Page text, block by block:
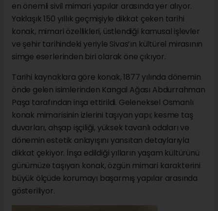
en önemli sivil mimari yapılar arasında yer alıyor.
Yaklaşık 150 yıllık geçmişiyle dikkat çeken tarihi
konak, mimari özellikleri, üstlendiği kamusal işlevler
ve şehir tarihindeki yeriyle Sivas’ın kültürel mirasının
simge eserlerinden biri olarak öne çıkıyor.
Tarihi kaynaklara göre konak, 1877 yılında dönemin
önde gelen isimlerinden Kangal Ağası Abdurrahman
Paşa tarafından inşa ettirildi. Geleneksel Osmanlı
konak mimarisinin izlerini taşıyan yapı; kesme taş
duvarları, ahşap işçiliği, yüksek tavanlı odaları ve
dönemin estetik anlayışını yansıtan detaylarıyla
dikkat çekiyor. İnşa edildiği yılların yaşam kültürünü
günümüze taşıyan konak, özgün mimari karakterini
büyük ölçüde korumayı başarmış yapılar arasında
gösteriliyor.